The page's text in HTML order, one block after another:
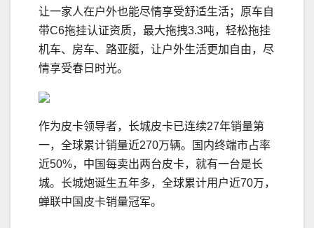
让一家人在户外也能尽情享受舒适生活；原车自
带C6拖挂认证资质，最大拖拽3.3吨，轻松拖挂
机车、房车、路亚艇，让户外生活更加自由，尽
情享受春日时光。
作为皮卡领导者，长城皮卡已连续27年销量第
一，全球累计销量近270万辆。国内终端市占率
近50%，中国每卖出两台皮卡，就有一台是长
城。长城炮诞生五年多，全球累计用户近70万，
蝉联中国皮卡销量冠军。